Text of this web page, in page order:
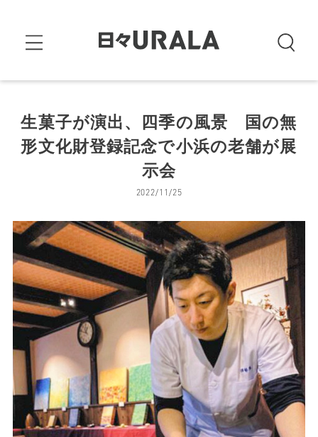
生菓子が演出、四季の風景 国の無
形文化財登録記念で小浜の老舗が展
示会
2022/11/25